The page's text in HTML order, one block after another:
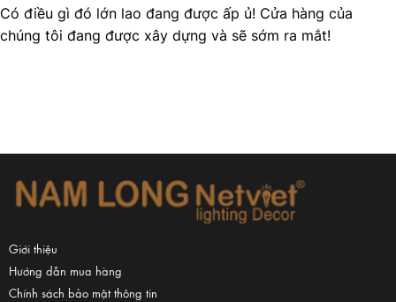
Có điều gì đó lớn lao đang được ấp ủ! Cửa hàng của
chúng tôi đang được xây dựng và sẽ sớm ra mắt!
Giới thiệu
Hướng dẫn mua hàng
Chính sách bảo mật thông tin